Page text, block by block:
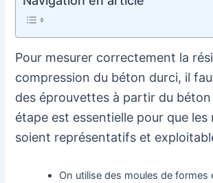
Pour mesurer correctement la
compression du béton durci, il
des éprouvettes à partir du
étape est essentielle pour que les
soient représentatifs et
On utilise des moules de formes